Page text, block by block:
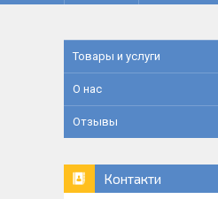
Товары и услуги
О нас
Отзывы
Контакти